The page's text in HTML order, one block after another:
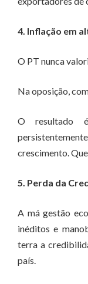
4. Inflação em
O PT nunca
Na oposição,
O resultado
crescimento.
5. Perda da
A má gestão
inéditos e
terra a
país.